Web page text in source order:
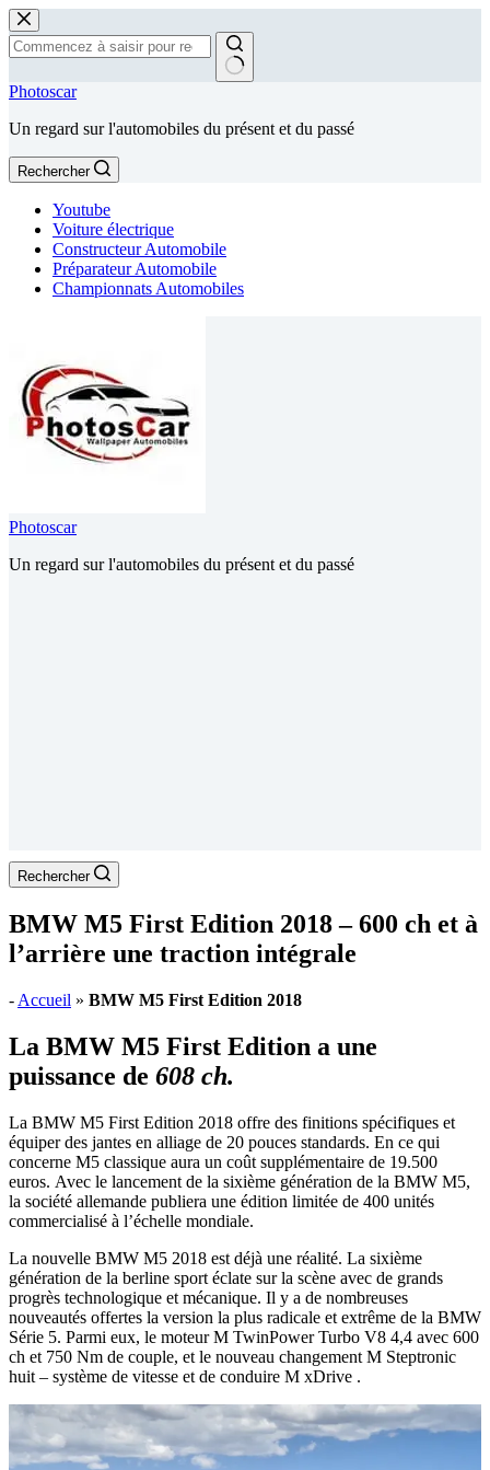
Passer
au
contenu
Aucun
Photoscar
Un regard sur l'automobiles du présent et du passé
Rechercher
Youtube
Voiture électrique
Constructeur Automobile
Préparateur Automobile
Championnats Automobiles
Photoscar
Un regard sur l'automobiles du présent et du passé
Rechercher
BMW M5 First Edition 2018 – 600 ch et à
l’arrière une traction intégrale
- Accueil » BMW M5 First Edition 2018
La BMW M5 First Edition a une
puissance de 608 ch.
La BMW M5 First Edition 2018 offre des finitions spécifiques et
équiper des jantes en alliage de 20 pouces standards. En ce qui
concerne M5 classique aura un coût supplémentaire de 19.500
euros. Avec le lancement de la sixième génération de la BMW M5,
la société allemande publiera une édition limitée de 400 unités
commercialisé à l’échelle mondiale.
La nouvelle BMW M5 2018 est déjà une réalité. La sixième
génération de la berline sport éclate sur la scène avec de grands
progrès technologique et mécanique. Il y a de nombreuses
nouveautés offertes la version la plus radicale et extrême de la BMW
Série 5. Parmi eux, le moteur M TwinPower Turbo V8 4,4 avec 600
ch et 750 Nm de couple, et le nouveau changement M Steptronic
huit – système de vitesse et de conduire M xDrive .